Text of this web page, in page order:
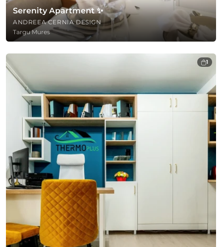
Serenity Apartment ✨
ANDREEA CERNIA DESIGN
Targu Mures
1